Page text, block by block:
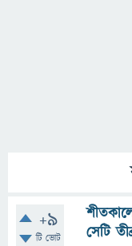
+9
টি ভোট
সেটি